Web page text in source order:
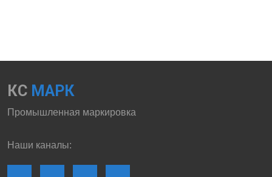
КС МАРК
Промышленная маркировка
Наши каналы: